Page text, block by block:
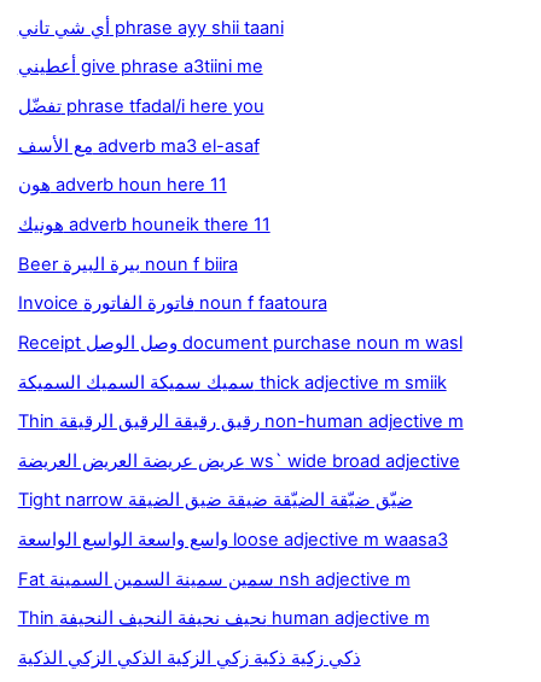
أي شي تاني phrase ayy shii taani
أعطيني give phrase a3tiini me
تفضّل phrase tfadal/i here you
مع الأسف adverb ma3 el-asaf
هون adverb houn here 11
هونيك adverb houneik there 11
Beer بيرة البيرة noun f biira
Invoice فاتورة الفاتورة noun f faatoura
Receipt وصل الوصل document purchase noun m wasl
سميك سميكة السميك السميكة thick adjective m smiik
Thin رقيق رقيقة الرقيق الرقيقة non-human adjective m
عريض عريضة العريض العريضة ws` wide broad adjective
Tight narrow ضيّق ضيّقة الضيّقة ضيقة ضيق الضيقة
واسع واسعة الواسع الواسعة loose adjective m waasa3
Fat سمين سمينة السمين السمينة nsh adjective m
Thin نحيف نحيفة النحيف النحيفة human adjective m
ذكي زكية ذكية زكي الزكية الذكي الزكي الذكية